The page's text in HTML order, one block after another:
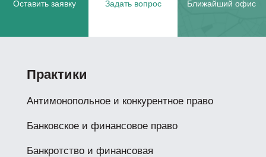
Оставить заявку Задать вопрос Ближайший офис
Практики
Антимонопольное и конкурентное право
Банковское и финансовое право
Банкротство и финансовая